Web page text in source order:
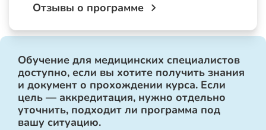
Отзывы о программе
Обучение для медицинских специалистов
доступно, если вы хотите получить знания
и документ о прохождении курса. Если
цель — аккредитация, нужно отдельно
уточнить, подходит ли программа под
вашу ситуацию.